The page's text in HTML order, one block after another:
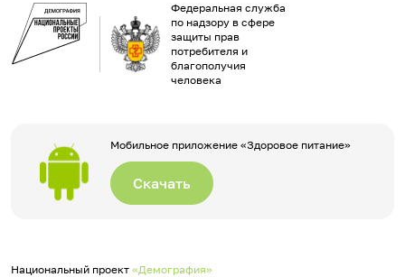
Федеральная служба
по надзору в сфере
защиты прав
потребителя и
благополучия
человека
Мобильное приложение «Здоровое питание»
Скачать
Национальный проект «Демография»